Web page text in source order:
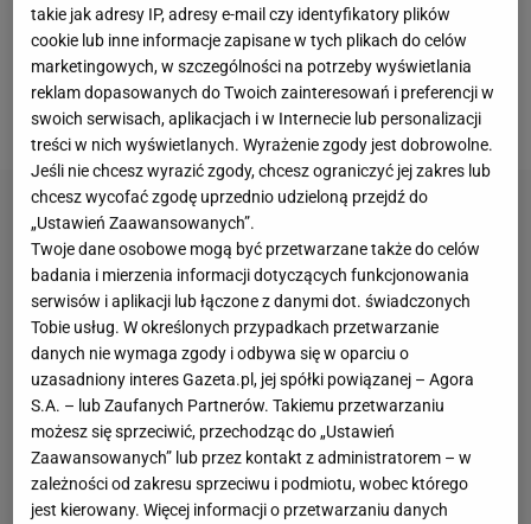
za bardzo ufa własnej intuicji, co prowadzi do
błędnych decyzji. A z racji bardzo mocnej pozycji,
reszta arbitrów pracujących z nim podczas spotkań
nie chce owych decyzji podważać.
takie jak adresy IP, adresy e-mail czy identyfikatory plików
cookie lub inne informacje zapisane w tych plikach do celów
marketingowych, w szczególności na potrzeby wyświetlania
reklam dopasowanych do Twoich zainteresowań i preferencji w
swoich serwisach, aplikacjach i w Internecie lub personalizacji
treści w nich wyświetlanych. Wyrażenie zgody jest dobrowolne.
Jeśli nie chcesz wyrazić zgody, chcesz ograniczyć jej zakres lub
chcesz wycofać zgodę uprzednio udzieloną przejdź do
„Ustawień Zaawansowanych”.
Twoje dane osobowe mogą być przetwarzane także do celów
badania i mierzenia informacji dotyczących funkcjonowania
serwisów i aplikacji lub łączone z danymi dot. świadczonych
Tobie usług. W określonych przypadkach przetwarzanie
danych nie wymaga zgody i odbywa się w oparciu o
uzasadniony interes Gazeta.pl, jej spółki powiązanej – Agora
S.A. – lub Zaufanych Partnerów. Takiemu przetwarzaniu
możesz się sprzeciwić, przechodząc do „Ustawień
Zaawansowanych” lub przez kontakt z administratorem – w
zależności od zakresu sprzeciwu i podmiotu, wobec którego
jest kierowany. Więcej informacji o przetwarzaniu danych